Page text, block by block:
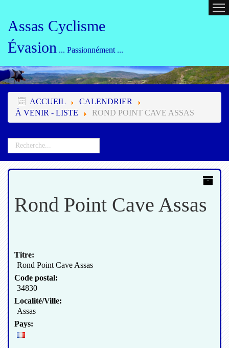
Assas Cyclisme
Évasion ... Passionnément ...
ACCUEIL
CALENDRIER
À VENIR - LISTE
ROND POINT CAVE ASSAS
Rond Point Cave Assas
Titre:
Rond Point Cave Assas
Code postal:
34830
Localité/Ville:
Assas
Pays: